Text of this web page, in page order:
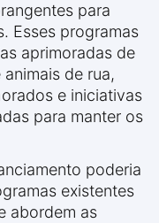
para
Esses programas
aprimoradas de
de rua,
e iniciativas
para manter os
poderia
existentes
abordem as